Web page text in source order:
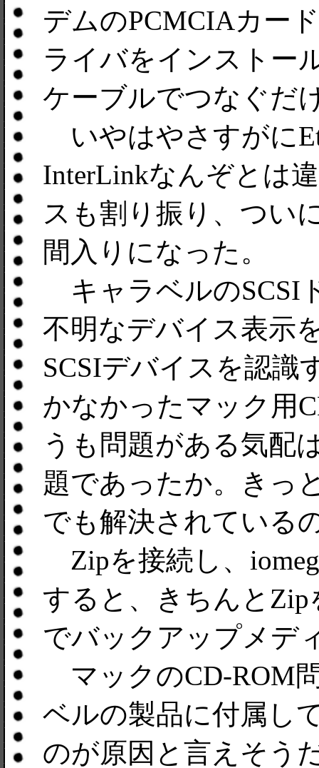
デムのPCMCIAカー
ライバをインストー
ケーブルでつなぐだ
いやはやさすがに
InterLinkなんぞとは
スも割り振り、つい
間入りになった。
キャラベルのSCSI
不明なデバイス表示
SCSIデバイスを認識
かなかったマック用
うも問題がある気配
題であったか。きっ
でも解決されている
Zipを接続し、
すると、きちんと
でバックアップメデ
マックのCD-ROM
ベルの製品に付属し
のが原因と言えそう